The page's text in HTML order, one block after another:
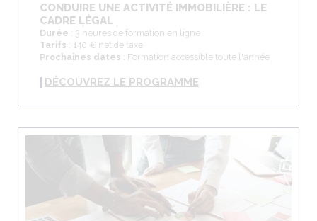
CONDUIRE UNE ACTIVITÉ IMMOBILIÈRE : LE
CADRE LÉGAL
Durée : 3 heures de formation en ligne
Tarifs : 140 € net de taxe
Prochaines dates : Formation accessible toute l'année
DÉCOUVREZ LE PROGRAMME